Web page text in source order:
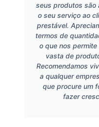
seus produtos são
o seu serviço ao
prestável.
termos de
o que nos
vasta de
Recomendamos
a qualquer
que procure um
fazer